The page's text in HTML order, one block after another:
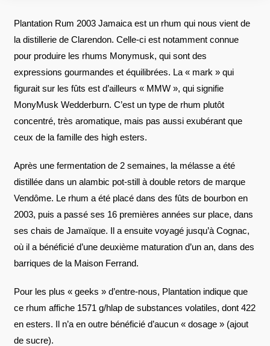
Plantation Rum 2003 Jamaica est un rhum qui nous vient de
la distillerie de Clarendon. Celle-ci est notamment connue
pour produire les rhums Monymusk, qui sont des
expressions gourmandes et équilibrées. La « mark » qui
figurait sur les fûts est d’ailleurs « MMW », qui signifie
MonyMusk Wedderburn. C’est un type de rhum plutôt
concentré, très aromatique, mais pas aussi exubérant que
ceux de la famille des high esters.
Après une fermentation de 2 semaines, la mélasse a été
distillée dans un alambic pot-still à double retors de marque
Vendôme. Le rhum a été placé dans des fûts de bourbon en
2003, puis a passé ses 16 premières années sur place, dans
ses chais de Jamaïque. Il a ensuite voyagé jusqu’à Cognac,
où il a bénéficié d’une deuxième maturation d’un an, dans des
barriques de la Maison Ferrand.
Pour les plus « geeks » d’entre-nous, Plantation indique que
ce rhum affiche 1571 g/hlap de substances volatiles, dont 422
en esters. Il n’a en outre bénéficié d’aucun « dosage » (ajout
de sucre).